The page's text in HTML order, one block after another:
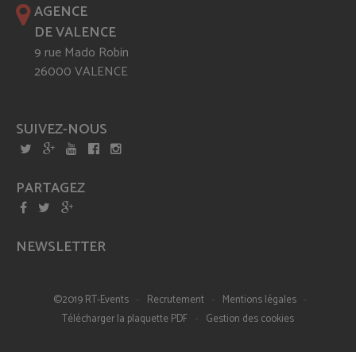
AGENCE
DE VALENCE
9 rue Mado Robin
26000 VALENCE
SUIVEZ-NOUS
PARTAGEZ
NEWSLETTER
©2019 RT-Events - Recrutement - Mentions légales -
Télécharger la plaquette PDF - Gestion des cookies